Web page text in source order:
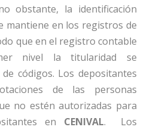
obstante, la identificación
mantiene en los registros de
que en el registro contable
nivel la titularidad se
códigos. Los depositantes
de las personas
no estén autorizadas para
en CENIVAL. Los